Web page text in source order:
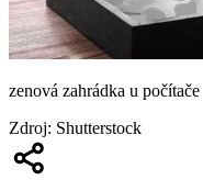
zenová zahrádka u počítače
Zdroj: Shutterstock